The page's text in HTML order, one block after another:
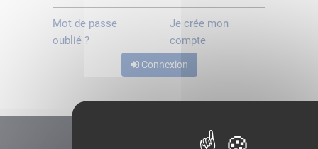
Mot de passe
oublié ?
Je crée mon
compte
Connexion